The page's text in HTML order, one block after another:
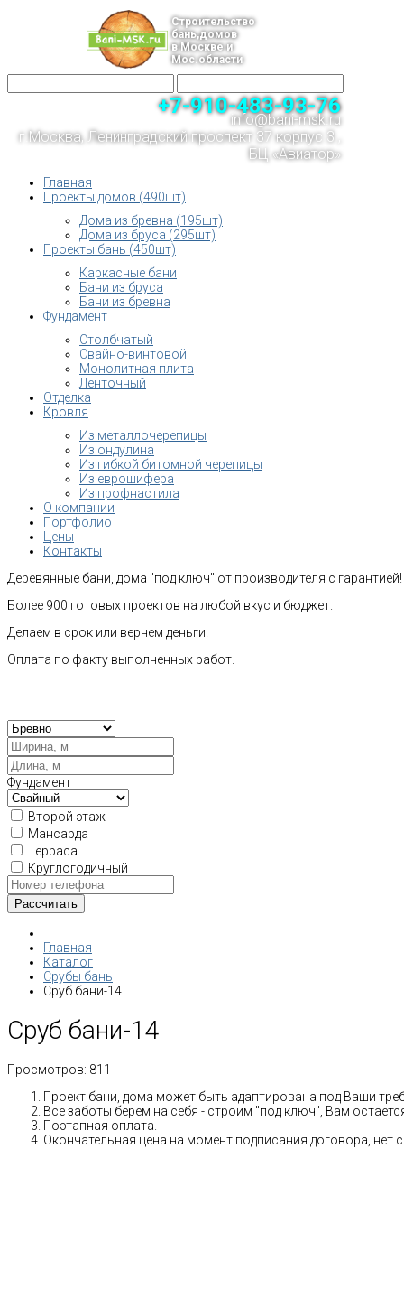
Строительство
бань,домов
в Москве и
Мос.области
+7-910-483-93-76
info@bani-msk.ru
г.Москва, Ленинградский проспект 37 корпус 3 ,
БЦ «Авиатор»
Главная
Проекты домов (490шт)
Дома из бревна (195шт)
Дома из бруса (295шт)
Проекты бань (450шт)
Каркасные бани
Бани из бруса
Бани из бревна
Фундамент
Столбчатый
Свайно-винтовой
Монолитная плита
Ленточный
Отделка
Кровля
Из металлочерепицы
Из ондулина
Из гибкой битомной черепицы
Из еврошифера
Из профнастила
О компании
Портфолио
Цены
Контакты
Деревянные бани, дома "под ключ" от производителя с гарантией!
Более 900 готовых проектов на любой вкус и бюджет.
Делаем в срок или вернем деньги.
Оплата по факту выполненных работ.
Фундамент
Второй этаж
Мансарда
Терраса
Круглогодичный
Главная
Каталог
Срубы бань
Сруб бани-14
Сруб бани-14
Просмотров: 811
Проект бани, дома может быть адаптирована под Ваши
Все заботы берем на себя - строим "под ключ", Вам
Поэтапная оплата.
Окончательная цена на момент подписания договора, нет